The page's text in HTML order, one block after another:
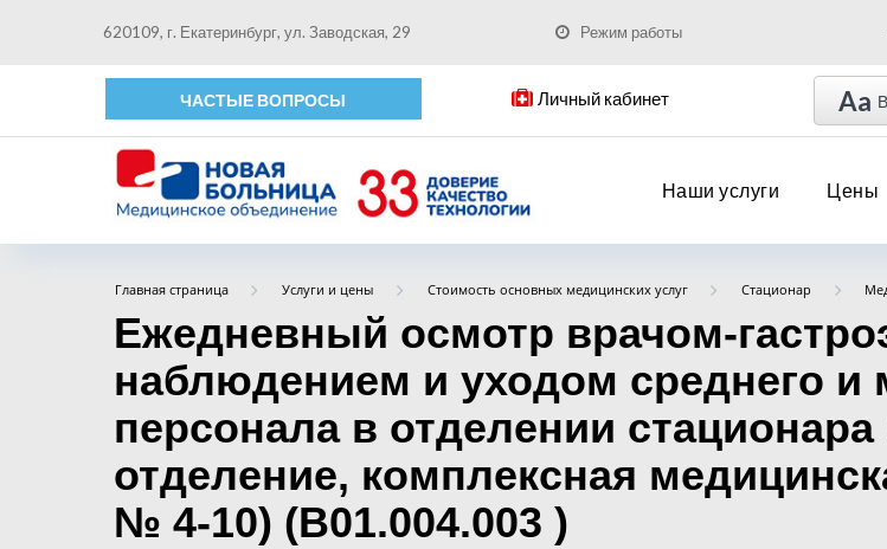
620109, г. Екатеринбург, ул. Заводская, 29 Режим работы
ЧАСТЫЕ ВОПРОСЫ Личный кабинет Aa
Наши услуги Цены
Главная страница Услуги и цены Стоимость основных медицинских услуг Стационар
Ежедневный осмотр врачом-
наблюдением и уходом среднего и
персонала в отделении стационара
отделение, комплексная
№ 4-10) (B01.004.003 )